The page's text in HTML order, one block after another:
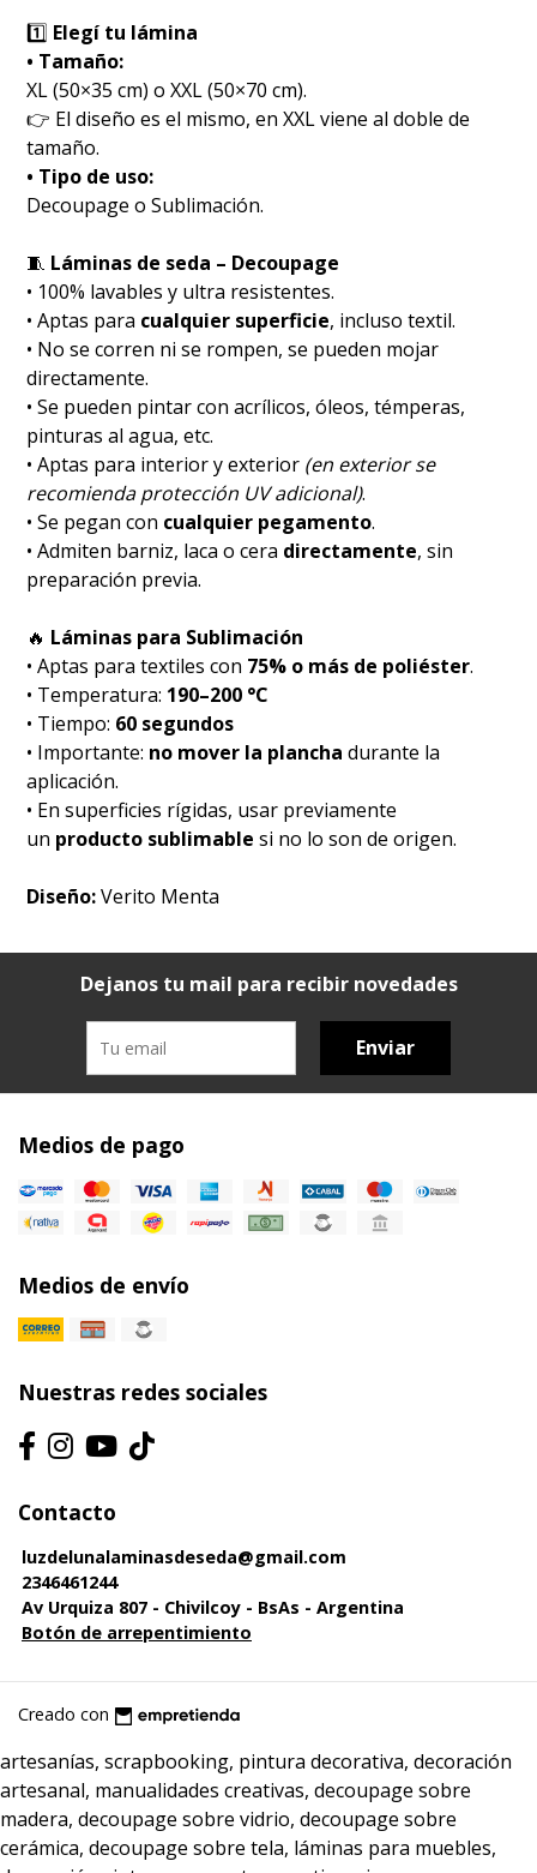
1️⃣ Elegí tu lámina
• Tamaño:
XL (50×35 cm) o XXL (50×70 cm).
👉 El diseño es el mismo, en XXL viene al doble de
tamaño.
• Tipo de uso:
Decoupage o Sublimación.
🧵 Láminas de seda – Decoupage
• 100% lavables y ultra resistentes.
• Aptas para cualquier superficie, incluso textil.
• No se corren ni se rompen, se pueden mojar
directamente.
• Se pueden pintar con acrílicos, óleos, témperas,
pinturas al agua, etc.
• Aptas para interior y exterior (en exterior se
recomienda protección UV adicional).
• Se pegan con cualquier pegamento.
• Admiten barniz, laca o cera directamente, sin
preparación previa.
🔥 Láminas para Sublimación
• Aptas para textiles con 75% o más de poliéster.
• Temperatura: 190–200 °C
• Tiempo: 60 segundos
• Importante: no mover la plancha durante la
aplicación.
• En superficies rígidas, usar previamente
un producto sublimable si no lo son de origen.
Diseño:Verito Menta
Dejanos tu mail para recibir novedades
Enviar
Medios de pago
Medios de envío
Nuestras redes sociales
Contacto
luzdelunalaminasdeseda@gmail.com
2346461244
Av Urquiza 807 - Chivilcoy - BsAs - Argentina
Botón de arrepentimiento
Creado con
artesanías, scrapbooking, pintura decorativa, decoración
artesanal, manualidades creativas, decoupage sobre
madera, decoupage sobre vidrio, decoupage sobre
cerámica, decoupage sobre tela, láminas para muebles,